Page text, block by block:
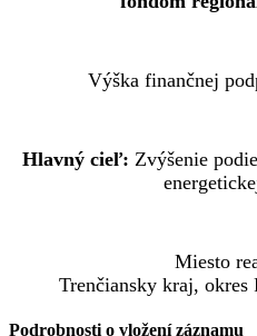
Výška finančnej
Hlavný cieľ: Zvýšenie
Miesto
Trenčiansky kraj,
Podrobnosti o vložení záznamu